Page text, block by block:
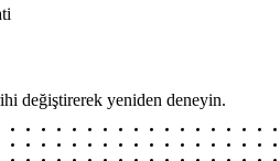
değiştirerek yeniden deneyin.